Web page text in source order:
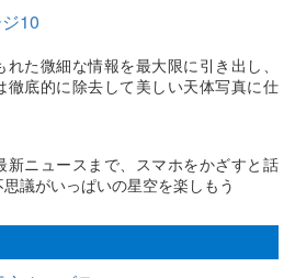
10
た微細な情報を最大限に引き出し、
徹底的に除去して美しい天体写真に仕
新ニュースまで、スマホをかざすと話
議がいっぱいの星空を楽しもう